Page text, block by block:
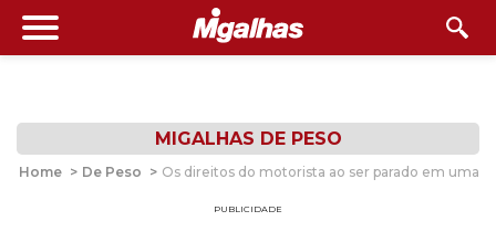
MIGALHAS DE PESO
Home > De Peso > Os direitos do motorista ao ser parado em uma
PUBLICIDADE